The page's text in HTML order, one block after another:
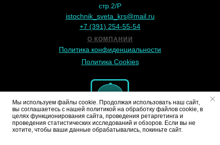
О КОМПАНИИ
© 2019 - 2026
стр.2/Р
istochnik_sveta_krs@mail.ru
+7 (391) 254-55-54
Политика конфиденциальности
Политика Сookies
Мы используем файлы cookie. Продолжая использовать наш сайт,
вы соглашаетесь с нашей политикой на обработку файлов cookie, в
целях функционирования сайта, проведения ретаргетинга и
проведения статистических исследований и обзоров. Если вы не
хотите, чтобы ваши данные обрабатывались, покиньте сайт.